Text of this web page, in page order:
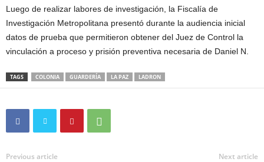
Luego de realizar labores de investigación, la Fiscalía de
Investigación Metropolitana presentó durante la audiencia inicial
datos de prueba que permitieron obtener del Juez de Control la
vinculación a proceso y prisión preventiva necesaria de Daniel N.
TAGS COLONIA GUARDERÍA LA PAZ LADRON
Previous article Next article